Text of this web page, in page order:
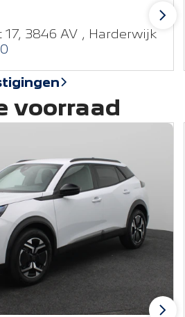
3846 AV , Harderwijk
voorraad